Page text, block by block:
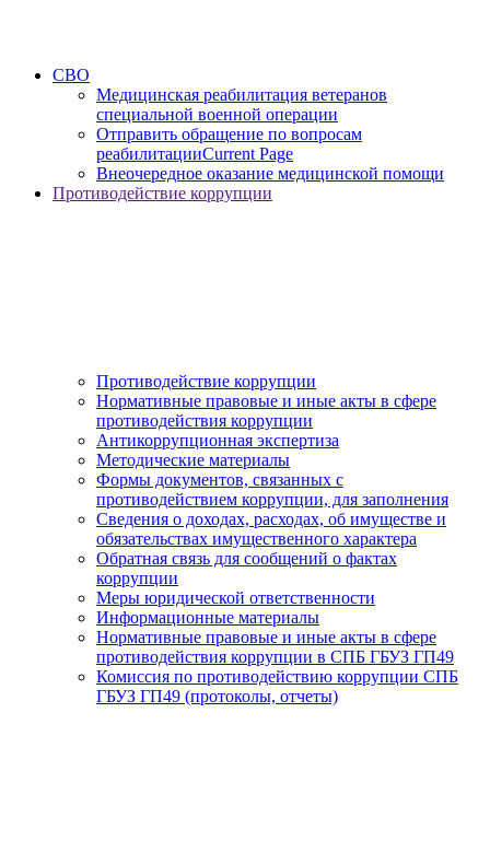
СВО
Медицинская реабилитация ветеранов
специальной военной операции
Отправить обращение по вопросам
реабилитацииCurrent Page
Внеочередное оказание медицинской помощи
Противодействие коррупции
Противодействие коррупции
Нормативные правовые и иные акты в сфере
противодействия коррупции
Антикоррупционная экспертиза
Методические материалы
Формы документов, связанных с
противодействием коррупции, для заполнения
Сведения о доходах, расходах, об имуществе и
обязательствах имущественного характера
Обратная связь для сообщений о фактах
коррупции
Меры юридической ответственности
Информационные материалы
Нормативные правовые и иные акты в сфере
противодействия коррупции в СПБ ГБУЗ ГП49
Комиссия по противодействию коррупции СПБ
ГБУЗ ГП49 (протоколы, отчеты)